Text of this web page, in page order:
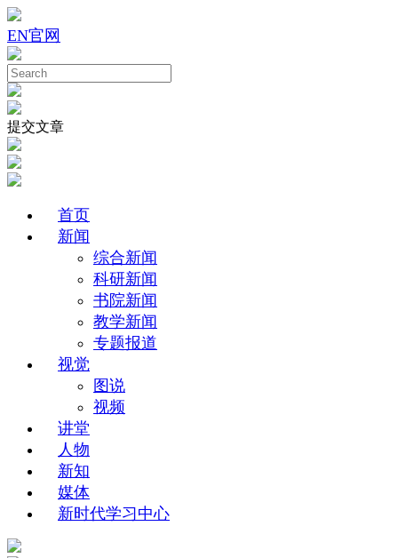
EN官网
提交文章
首页
新闻
综合新闻
科研新闻
书院新闻
教学新闻
专题报道
视觉
图说
视频
讲堂
人物
新知
媒体
新时代学习中心